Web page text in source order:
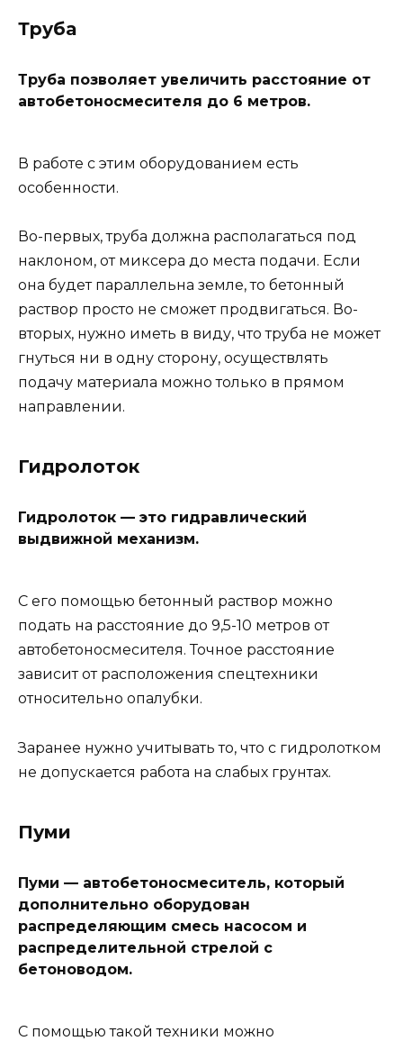
Труба
Труба позволяет увеличить расстояние от
автобетоносмесителя до 6 метров.
В работе с этим оборудованием есть
особенности.
Во-первых, труба должна располагаться под
наклоном, от миксера до места подачи. Если
она будет параллельна земле, то бетонный
раствор просто не сможет продвигаться. Во-
вторых, нужно иметь в виду, что труба не может
гнуться ни в одну сторону, осуществлять
подачу материала можно только в прямом
направлении.
Гидролоток
Гидролоток — это гидравлический
выдвижной механизм.
С его помощью бетонный раствор можно
подать на расстояние до 9,5-10 метров от
автобетоносмесителя. Точное расстояние
зависит от расположения спецтехники
относительно опалубки.
Заранее нужно учитывать то, что с гидролотком
не допускается работа на слабых грунтах.
Пуми
Пуми — автобетоносмеситель, который
дополнительно оборудован
распределяющим смесь насосом и
распределительной стрелой с
бетоноводом.
С помощью такой техники можно